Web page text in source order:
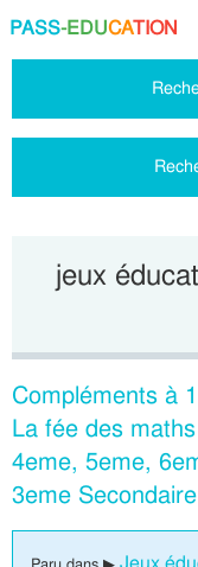
PASS-EDUCATION
jeux
Compléments à
La fée des
4eme, 5eme,
3eme Secondaire